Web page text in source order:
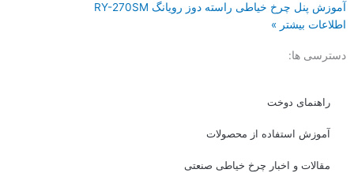
آموزش پنل چرخ خیاطی راسته دوز رویانگ RY-270SM
اطلاعات بیشتر »
دسترسی ها:
راهنمای دوخت
آموزش استفاده از محصولات
مقالات و اخبار چرخ خیاطی صنعتی